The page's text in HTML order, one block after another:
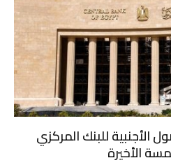
الأجنبية للبنك المركزي
الأخيرة